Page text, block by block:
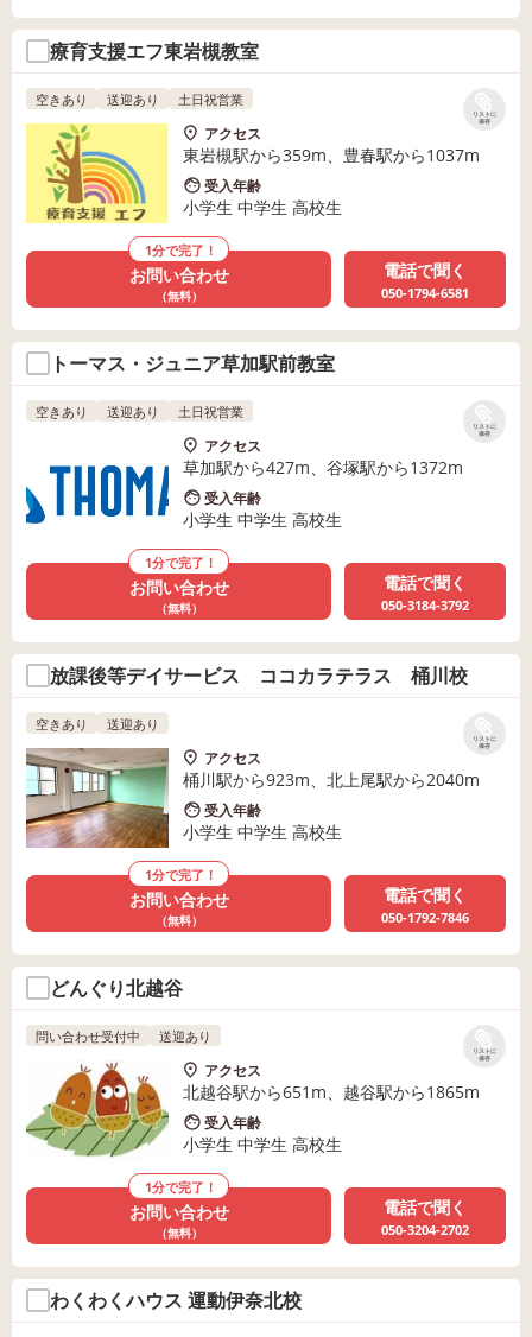
療育支援エフ東岩槻教室
リストに
保存
空きあり 送迎あり 土日祝営業
アクセス
東岩槻駅から359m、豊春駅から1037m
受入年齢
小学生 中学生 高校生
1分で完了！
お問い合わせ
（無料）
電話で聞く
050-1794-6581
トーマス・ジュニア草加駅前教室
リストに
保存
空きあり 送迎あり 土日祝営業
アクセス
草加駅から427m、谷塚駅から1372m
受入年齢
小学生 中学生 高校生
1分で完了！
お問い合わせ
（無料）
電話で聞く
050-3184-3792
放課後等デイサービス ココカラテラス 桶川校
リストに
保存
空きあり 送迎あり
アクセス
桶川駅から923m、北上尾駅から2040m
受入年齢
小学生 中学生 高校生
1分で完了！
お問い合わせ
（無料）
電話で聞く
050-1792-7846
どんぐり北越谷
リストに
保存
問い合わせ受付中 送迎あり
アクセス
北越谷駅から651m、越谷駅から1865m
受入年齢
小学生 中学生 高校生
1分で完了！
お問い合わせ
（無料）
電話で聞く
050-3204-2702
わくわくハウス 運動伊奈北校